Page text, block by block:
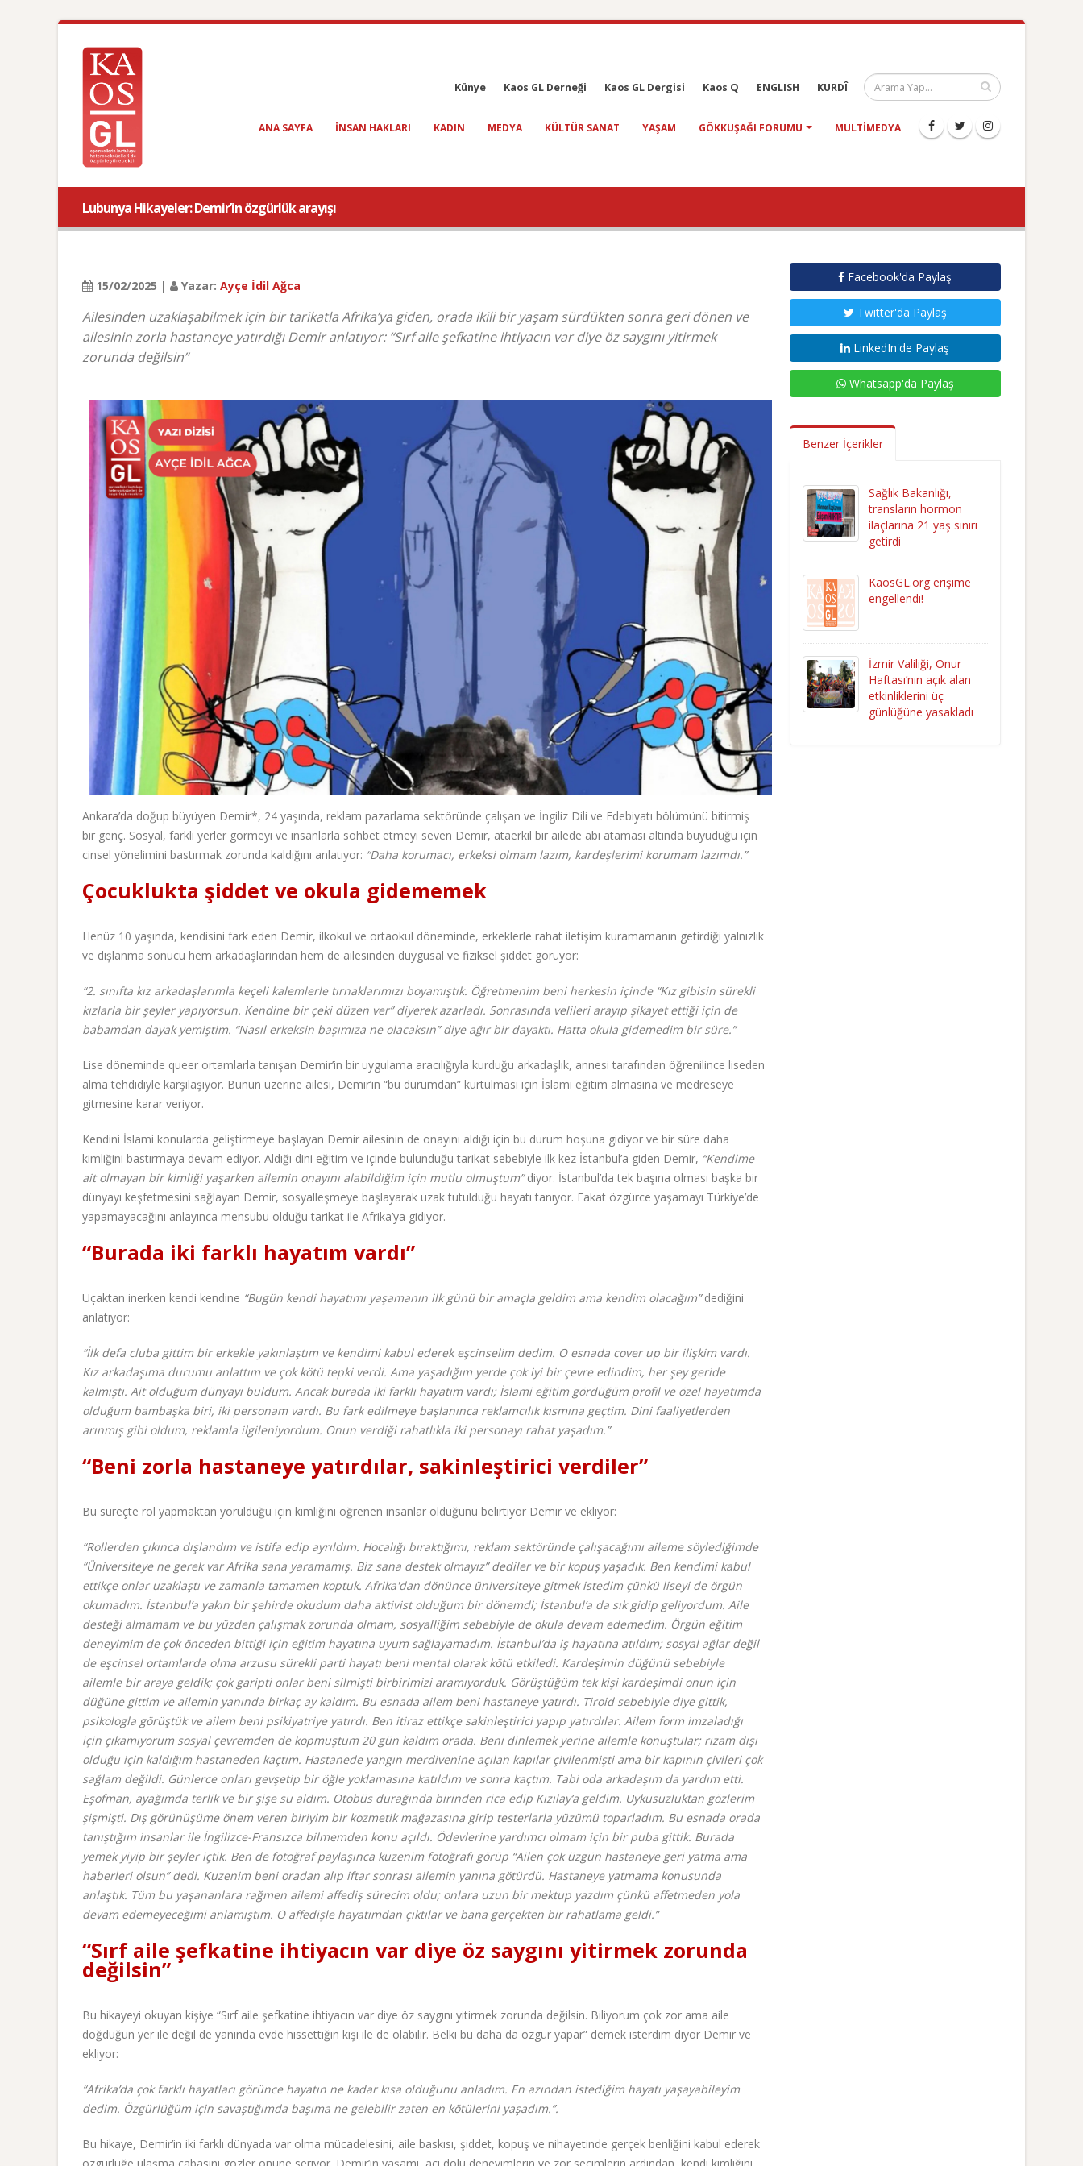
Künye Kaos GL Derneği Kaos GL Dergisi Kaos Q ENGLISH KURDÎ
ANA SAYFA INSAN HAKLARI KADIN MEDYA KÜLTÜR SANAT YAŞAM GÖKKUŞAĞI FORUMU MULTIMEDYA
Lubunya Hikayeler: Demir’in özgürlük arayışı
15/02/2025 | Yazar: Ayçe İdil Ağca
Ailesinden uzaklaşabilmek için bir tarikatla Afrika’ya giden, orada ikili bir yaşam sürdükten sonra geri dönen ve
ailesinin zorla hastaneye yatırdığı Demir anlatıyor: “Sırf aile şefkatine ihtiyacın var diye öz saygını yitirmek
zorunda değilsin”
Ankara’da doğup büyüyen Demir*, 24 yaşında, reklam pazarlama sektöründe çalışan ve İngiliz Dili ve Edebiyatı bölümünü bitirmiş
bir genç. Sosyal, farklı yerler görmeyi ve insanlarla sohbet etmeyi seven Demir, ataerkil bir ailede abi ataması altında büyüdüğü için
cinsel yönelimini bastırmak zorunda kaldığını anlatıyor: “Daha korumacı, erkeksi olmam lazım, kardeşlerimi korumam lazımdı.”
Çocuklukta şiddet ve okula gidememek
Henüz 10 yaşında, kendisini fark eden Demir, ilkokul ve ortaokul döneminde, erkeklerle rahat iletişim kuramamanın getirdiği yalnızlık
ve dışlanma sonucu hem arkadaşlarından hem de ailesinden duygusal ve fiziksel şiddet görüyor:
“2. sınıfta kız arkadaşlarımla keçeli kalemlerle tırnaklarımızı boyamıştık. Öğretmenim beni herkesin içinde “Kız gibisin sürekli
kızlarla bir şeyler yapıyorsun. Kendine bir çeki düzen ver” diyerek azarladı. Sonrasında velileri arayıp şikayet ettiği için de
babamdan dayak yemiştim. “Nasıl erkeksin başımıza ne olacaksın” diye ağır bir dayaktı. Hatta okula gidemedim bir süre.”
Lise döneminde queer ortamlarla tanışan Demir’in bir uygulama aracılığıyla kurduğu arkadaşlık, annesi tarafından öğrenilince liseden
alma tehdidiyle karşılaşıyor. Bunun üzerine ailesi, Demir’in “bu durumdan” kurtulması için İslami eğitim almasına ve medreseye
gitmesine karar veriyor.
Kendini İslami konularda geliştirmeye başlayan Demir ailesinin de onayını aldığı için bu durum hoşuna gidiyor ve bir süre daha
kimliğini bastırmaya devam ediyor. Aldığı dini eğitim ve içinde bulunduğu tarikat sebebiyle ilk kez İstanbul’a giden Demir, “Kendime
ait olmayan bir kimliği yaşarken ailemin onayını alabildiğim için mutlu olmuştum”diyor. İstanbul’da tek başına olması başka bir
dünyayı keşfetmesini sağlayan Demir, sosyalleşmeye başlayarak uzak tutulduğu hayatı tanıyor. Fakat özgürce yaşamayı Türkiye’de
yapamayacağını anlayınca mensubu olduğu tarikat ile Afrika’ya gidiyor.
“Burada iki farklı hayatım vardı”
Uçaktan inerken kendi kendine “Bugün kendi hayatımı yaşamanın ilk günü bir amaçla geldim ama kendim olacağım”dediğini
anlatıyor:
“İlk defa cluba gittim bir erkekle yakınlaştım ve kendimi kabul ederek eşcinselim dedim. O esnada cover up bir ilişkim vardı.
Kız arkadaşıma durumu anlattım ve çok kötü tepki verdi. Ama yaşadığım yerde çok iyi bir çevre edindim, her şey geride
kalmıştı. Ait olduğum dünyayı buldum. Ancak burada iki farklı hayatım vardı; İslami eğitim gördüğüm profil ve özel hayatımda
olduğum bambaşka biri, iki personam vardı. Bu fark edilmeye başlanınca reklamcılık kısmına geçtim. Dini faaliyetlerden
arınmış gibi oldum, reklamla ilgileniyordum. Onun verdiği rahatlıkla iki personayı rahat yaşadım.”
“Beni zorla hastaneye yatırdılar, sakinleştirici verdiler”
Bu süreçte rol yapmaktan yorulduğu için kimliğini öğrenen insanlar olduğunu belirtiyor Demir ve ekliyor:
“Rollerden çıkınca dışlandım ve istifa edip ayrıldım. Hocalığı bıraktığımı, reklam sektöründe çalışacağımı aileme söylediğimde
“Üniversiteye ne gerek var Afrika sana yaramamış. Biz sana destek olmayız” dediler ve bir kopuş yaşadık. Ben kendimi kabul
ettikçe onlar uzaklaştı ve zamanla tamamen koptuk. Afrika'dan dönünce üniversiteye gitmek istedim çünkü liseyi de örgün
okumadım. İstanbul’a yakın bir şehirde okudum daha aktivist olduğum bir dönemdi; İstanbul’a da sık gidip geliyordum. Aile
desteği almamam ve bu yüzden çalışmak zorunda olmam, sosyalliğim sebebiyle de okula devam edemedim. Örgün eğitim
deneyimim de çok önceden bittiği için eğitim hayatına uyum sağlayamadım. İstanbul’da iş hayatına atıldım; sosyal ağlar değil
de eşcinsel ortamlarda olma arzusu sürekli parti hayatı beni mental olarak kötü etkiledi. Kardeşimin düğünü sebebiyle
ailemle bir araya geldik; çok garipti onlar beni silmişti birbirimizi aramıyorduk. Görüştüğüm tek kişi kardeşimdi onun için
düğüne gittim ve ailemin yanında birkaç ay kaldım. Bu esnada ailem beni hastaneye yatırdı. Tiroid sebebiyle diye gittik,
psikologla görüştük ve ailem beni psikiyatriye yatırdı. Ben itiraz ettikçe sakinleştirici yapıp yatırdılar. Ailem form imzaladığı
için çıkamıyorum sosyal çevremden de kopmuştum 20 gün kaldım orada. Beni dinlemek yerine ailemle konuştular; rızam dışı
olduğu için kaldığım hastaneden kaçtım. Hastanede yangın merdivenine açılan kapılar çivilenmişti ama bir kapının çivileri çok
sağlam değildi. Günlerce onları gevşetip bir öğle yoklamasına katıldım ve sonra kaçtım. Tabi oda arkadaşım da yardım etti.
Eşofman, ayağımda terlik ve bir şişe su aldım. Otobüs durağında birinden rica edip Kızılay’a geldim. Uykusuzluktan gözlerim
şişmişti. Dış görünüşüme önem veren biriyim bir kozmetik mağazasına girip testerlarla yüzümü toparladım. Bu esnada orada
tanıştığım insanlar ile İngilizce-Fransızca bilmemden konu açıldı. Ödevlerine yardımcı olmam için bir puba gittik. Burada
yemek yiyip bir şeyler içtik. Ben de fotoğraf paylaşınca kuzenim fotoğrafı görüp “Ailen çok üzgün hastaneye geri yatma ama
haberleri olsun” dedi. Kuzenim beni oradan alıp iftar sonrası ailemin yanına götürdü. Hastaneye yatmama konusunda
anlaştık. Tüm bu yaşananlara rağmen ailemi affediş sürecim oldu; onlara uzun bir mektup yazdım çünkü affetmeden yola
devam edemeyeceğimi anlamıştım. O affedişle hayatımdan çıktılar ve bana gerçekten bir rahatlama geldi.”
“Sırf aile şefkatine ihtiyacın var diye öz saygını yitirmek zorunda
değilsin”
Bu hikayeyi okuyan kişiye “Sırf aile şefkatine ihtiyacın var diye öz saygını yitirmek zorunda değilsin. Biliyorum çok zor ama aile
doğduğun yer ile değil de yanında evde hissettiğin kişi ile de olabilir. Belki bu daha da özgür yapar” demek isterdim diyor Demir ve
ekliyor:
“Afrika’da çok farklı hayatları görünce hayatın ne kadar kısa olduğunu anladım. En azından istediğim hayatı yaşayabileyim
dedim. Özgürlüğüm için savaştığımda başıma ne gelebilir zaten en kötülerini yaşadım.”.
Bu hikaye, Demir’in iki farklı dünyada var olma mücadelesini, aile baskısı, şiddet, kopuş ve nihayetinde gerçek benliğini kabul ederek
Facebook'da Paylaş
Twitter'da Paylaş
LinkedIn'de Paylaş
Whatsapp'da Paylaş
Benzer İçerikler
Sağlık Bakanlığı,
transların hormon
ilaçlarına 21 yaş sınırı
getirdi
KaosGL.org erişime
engellendi!
İzmir Valiliği, Onur
Haftası’nın açık alan
etkinliklerini üç
günlüğüne yasakladı